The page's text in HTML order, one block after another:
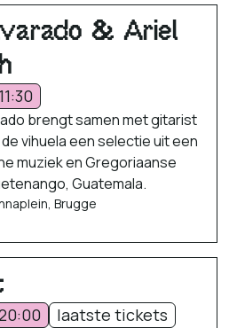
& Ariel
11:30
brengt samen met gitarist
vihuela een selectie uit een
muziek en Gregoriaanse
Guatemala.
Brugge
laatste tickets